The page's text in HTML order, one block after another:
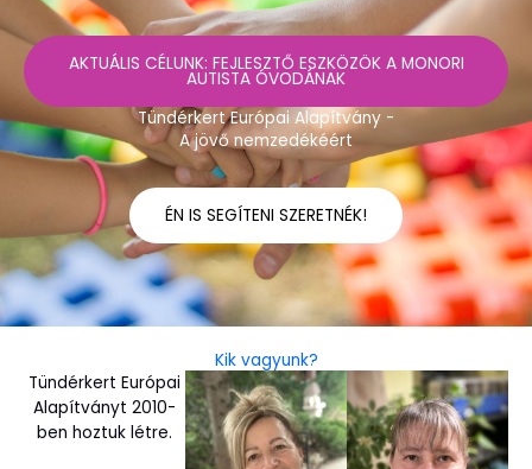
AKTUÁLIS CÉLUNK: FEJLESZTŐ ESZKÖZÖK A MONORI
AUTISTA ÓVODÁNAK
Tündérkert Európai Alapítvány -
A jövő nemzedékéért
ÉN IS SEGÍTENI SZERETNÉK!
Kik vagyunk?
Tündérkert Európai
Alapítványt 2010-
ben hoztuk létre.